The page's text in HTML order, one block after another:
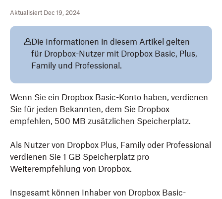
Aktualisiert Dec 19, 2024
Die Informationen in diesem Artikel gelten
für Dropbox-Nutzer mit Dropbox Basic, Plus,
Family und Professional.
Wenn Sie ein Dropbox Basic-Konto haben, verdienen
Sie für jeden Bekannten, dem Sie Dropbox
empfehlen, 500 MB zusätzlichen Speicherplatz.
Als Nutzer von Dropbox Plus, Family oder Professional
verdienen Sie 1 GB Speicherplatz pro
Weiterempfehlung von Dropbox.
Insgesamt können Inhaber von Dropbox Basic-